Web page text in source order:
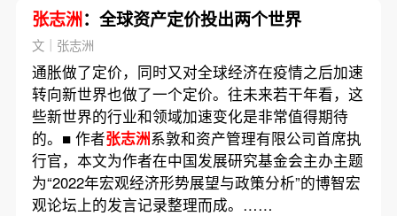
张志洲：全球资产定价投出两个世界
文｜张志洲
通胀做了定价，同时又对全球经济在疫情之后加速
转向新世界也做了一个定价。往未来若干年看，这
些新世界的行业和领域加速变化是非常值得期待
的。■ 作者张志洲系敦和资产管理有限公司首席执
行官，本文为作者在中国发展研究基金会主办主题
为“2022年宏观经济形势展望与政策分析”的博智宏
观论坛上的发言记录整理而成。……